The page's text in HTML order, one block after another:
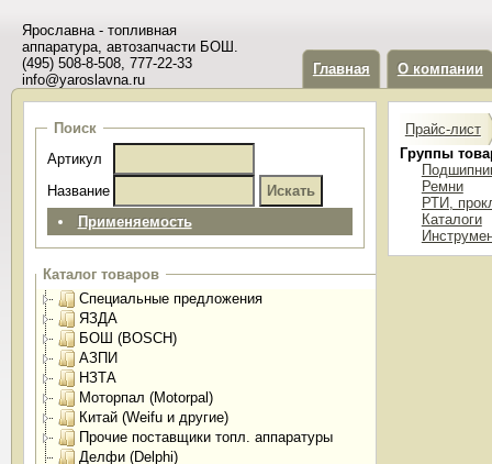
Ярославна - топливная
аппаратура, автозапчасти БОШ.
(495) 508-8-508, 777-22-33
info@yaroslavna.ru
Главная О компании
Поиск
Артикул
Название
Применяемость
Каталог товаров
Специальные предложения
ЯЗДА
БОШ (BOSCH)
АЗПИ
НЗТА
Моторпал (Motorpal)
Китай (Weifu и другие)
Прочие поставщики топл. аппаратуры
Делфи (Delphi)
Прайс-лист
Группы
Ремни
РТИ,
Каталоги